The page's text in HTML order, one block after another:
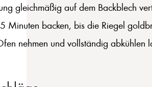
gleichmäßig auf dem Backblech
Minuten backen, bis die Riegel
nehmen und vollständig abkühlen